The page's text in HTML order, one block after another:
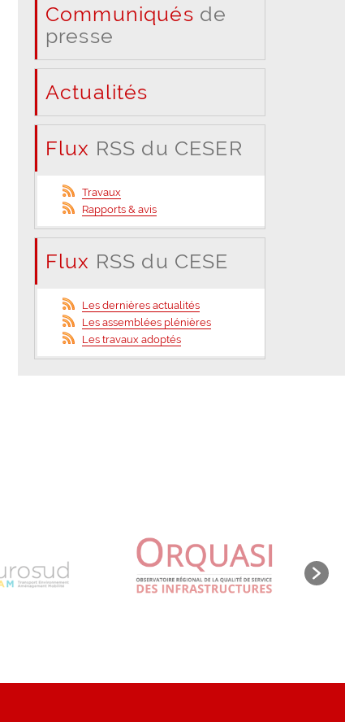
Communiqués de
presse
Actualités
Flux RSS du CESER
Travaux
Rapports & avis
Flux RSS du CESE
Les dernières actualités
Les assemblées plénières
Les travaux adoptés